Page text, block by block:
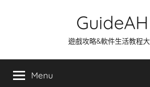
GuideAH
遊戲攻略&軟件生活教程
Menu